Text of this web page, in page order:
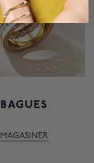
BAGUES
MAGASINER